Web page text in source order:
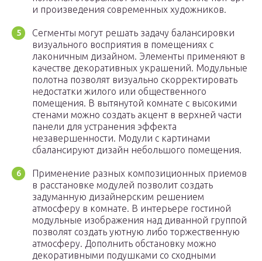
и произведения современных художников.
Сегменты могут решать задачу балансировки
визуального восприятия в помещениях с
лаконичным дизайном. Элементы применяют в
качестве декоративных украшений. Модульные
полотна позволят визуально скорректировать
недостатки жилого или общественного
помещения. В вытянутой комнате с высокими
стенами можно создать акцент в верхней части
панели для устранения эффекта
незавершенности. Модули с картинами
сбалансируют дизайн небольшого помещения.
Применение разных композиционных приемов
в расстановке модулей позволит создать
задуманную дизайнерским решением
атмосферу в комнате. В интерьере гостиной
модульные изображения над диванной группой
позволят создать уютную либо торжественную
атмосферу. Дополнить обстановку можно
декоративными подушками со сходными